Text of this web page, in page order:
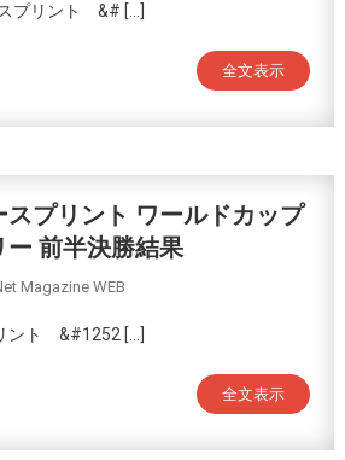
プリント &# […]
全文表示
スプリント ワールドカップ
前半決勝結果
Magazine WEB
ント &#1252 […]
全文表示